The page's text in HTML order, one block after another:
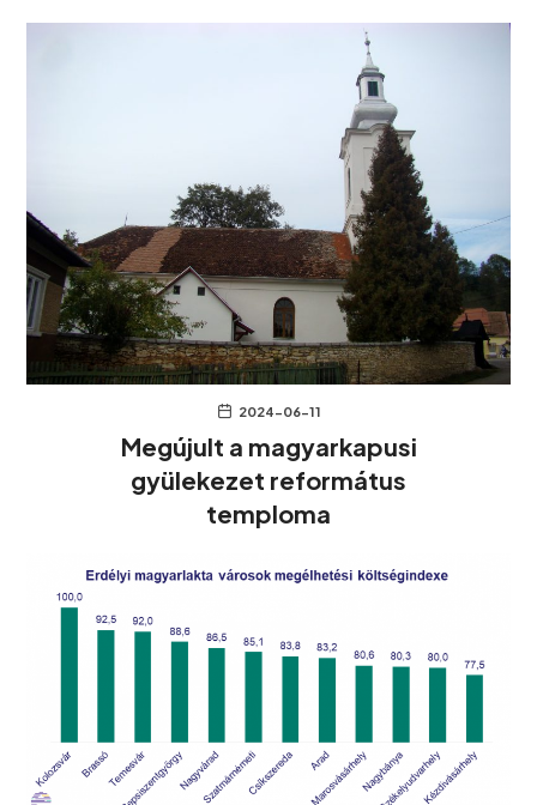
2024-06-11
Megújult a magyarkapusi
gyülekezet református
temploma